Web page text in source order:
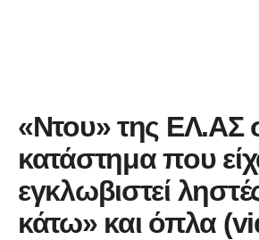
«Ντου» της ΕΛ.ΑΣ
κατάστημα που
εγκλωβιστεί
κάτω» και όπλα